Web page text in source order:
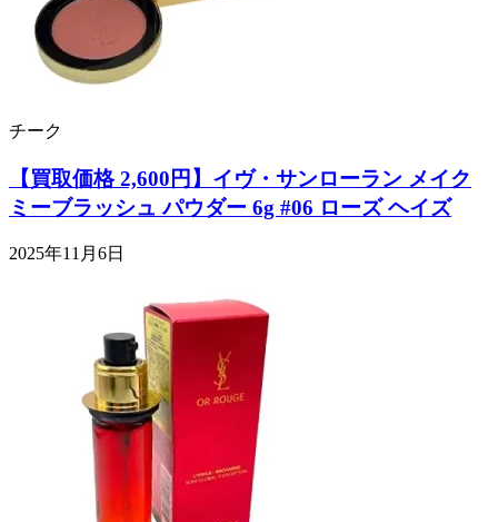
チーク
【買取価格 2,600円】イヴ・サンローラン メイク
ミーブラッシュ パウダー 6g #06 ローズ ヘイズ
2025年11月6日